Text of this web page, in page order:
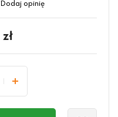
Dodaj opinię
zł